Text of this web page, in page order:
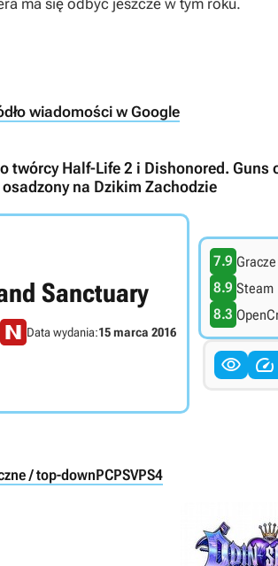
ma się odbyć jeszcze w tym roku.
wiadomości w Google
twórcy Half-Life 2 i Dishonored. Guns
na Dzikim Zachodzie
Sanctuary
Data wydania:15 marca 2016
7.9 Gracze
8.9 Steam
8.3
 
/ top-downPCPSVPS4